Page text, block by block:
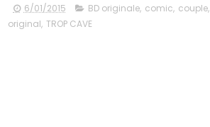
6/01/2015 BD originale, comic, couple,
original, TROP CAVE